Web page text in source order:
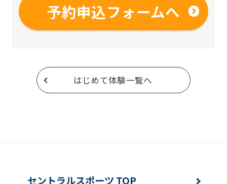
予約申込フォームへ
はじめて体験一覧へ
セントラルスポーツ TOP